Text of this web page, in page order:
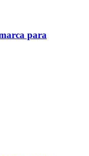
para